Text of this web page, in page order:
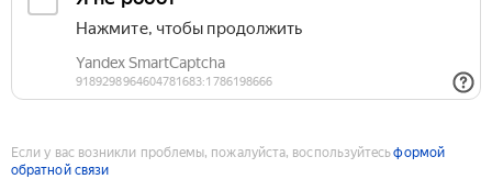
Если у вас возникли проблемы, пожалуйста, воспользуйтесьформой
обратной связи